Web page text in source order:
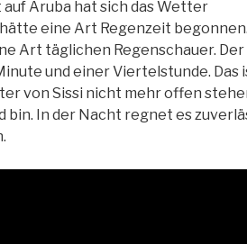
Aruba hat sich das Wetter
eine Art Regenzeit begonnen.
Art täglichen Regenschauer. Der
und einer Viertelstunde. Das
von Sissi nicht mehr offen
bin. In der Nacht regnet es